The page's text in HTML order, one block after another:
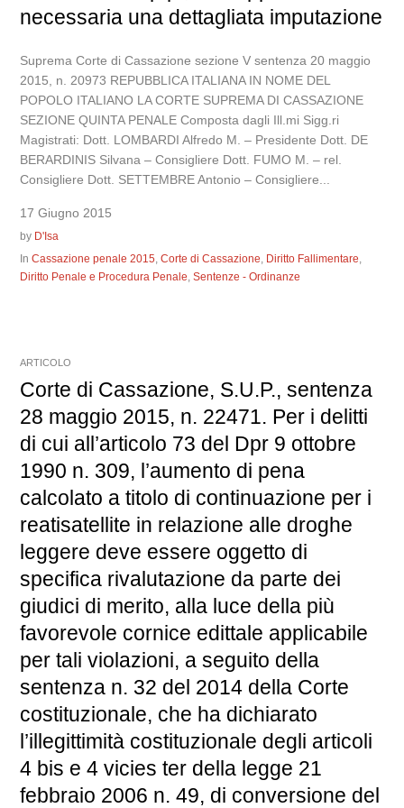
necessaria una dettagliata imputazione
Suprema Corte di Cassazione sezione V sentenza 20 maggio
2015, n. 20973 REPUBBLICA ITALIANA IN NOME DEL
POPOLO ITALIANO LA CORTE SUPREMA DI CASSAZIONE
SEZIONE QUINTA PENALE Composta dagli Ill.mi Sigg.ri
Magistrati: Dott. LOMBARDI Alfredo M. – Presidente Dott. DE
BERARDINIS Silvana – Consigliere Dott. FUMO M. – rel.
Consigliere Dott. SETTEMBRE Antonio – Consigliere...
17 Giugno 2015
by D'Isa
InCassazione penale 2015 ,Corte di Cassazione Diritto Fallimentare
Diritto Penale e Procedura Penale ,Sentenze - Ordinanze
ARTICOLO
Corte di Cassazione, S.U.P., sentenza
28 maggio 2015, n. 22471. Per i delitti
di cui all’articolo 73 del Dpr 9 ottobre
1990 n. 309, l’aumento di pena
calcolato a titolo di continuazione per i
reatisatellite in relazione alle droghe
leggere deve essere oggetto di
specifica rivalutazione da parte dei
giudici di merito, alla luce della più
favorevole cornice edittale applicabile
per tali violazioni, a seguito della
sentenza n. 32 del 2014 della Corte
costituzionale, che ha dichiarato
l’illegittimità costituzionale degli articoli
4 bis e 4 vicies ter della legge 21
febbraio 2006 n. 49, di conversione del